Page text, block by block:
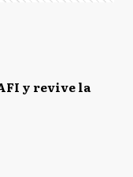
y revive la